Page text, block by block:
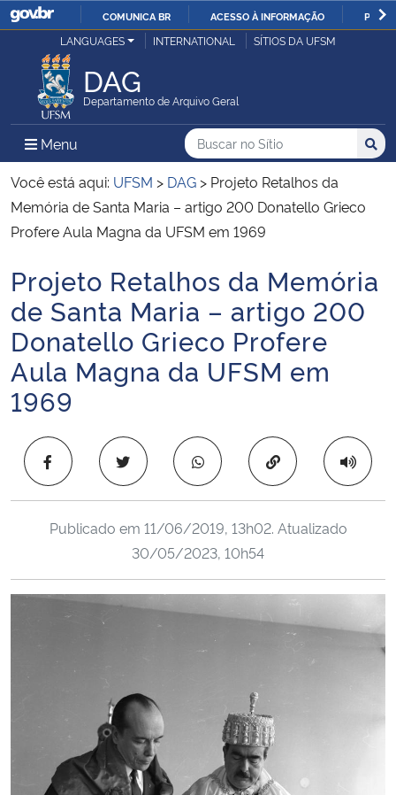
IR
COMUNICA BR ACESSO À INFORMAÇÃO
Ministério da Justiça e Segurança Pública
Ministério da Defesa
Ministério das Relações Exteriores
Ministério da Economia
Ministério da Infraestrutura
Ministério da Agricultura, Pecuária e Abastecimento
Ministério da Educação
Ministério da Cidadania
Ministério da Saúde
Ministério de Minas e Energia
Ministério da Ciência, Tecnologia, Inovações e Comunicações
Ministério do Meio Ambiente
Ministério do Desenvolvimento Regional
Controladoria-Geral da União
Ministério da Mulher, da Família e dos Direitos Humanos
LANGUAGES INTERNATIONAL SÍTIOS DA UFSM
DAG
Departamento de Arquivo Geral
Menu Menu Principal do Sítio
Busca
Buscar no no Sítio
Busca:
Você está aqui: UFSM > DAG > Projeto Retalhos da
Memória de Santa Maria – artigo 200 Donatello Grieco
Profere Aula Magna da UFSM em 1969
Início do conteúdo
Projeto Retalhos da Memória
de Santa Maria – artigo 200
Donatello Grieco Profere
Aula Magna da UFSM em
1969
Copiar para área
Publicado em 11/06/2019, 13h02. Atualizado
30/05/2023, 10h54